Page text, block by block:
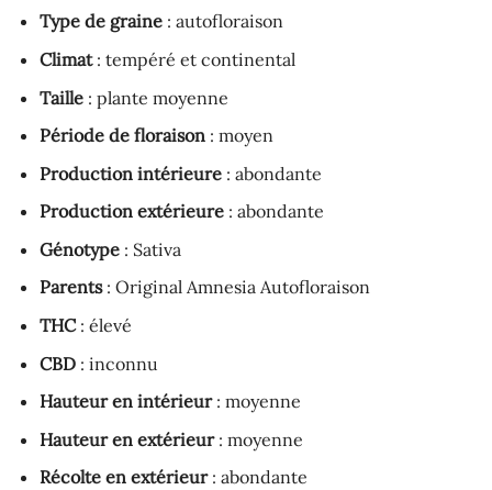
Type de graine: autofloraison
Climat: tempéré et continental
Taille: plante moyenne
Période de floraison: moyen
Production intérieure: abondante
Production extérieure: abondante
Génotype: Sativa
Parents: Original Amnesia Autofloraison
THC: élevé
CBD: inconnu
Hauteur en intérieur: moyenne
Hauteur en extérieur: moyenne
Récolte en extérieur: abondante